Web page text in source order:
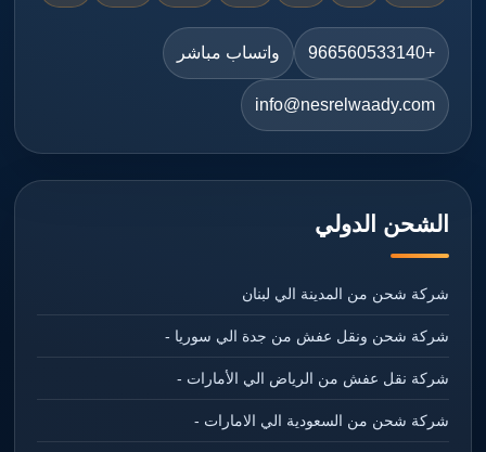
+966560533140 واتساب مباشر
info@nesrelwaady.com
الشحن الدولي
شركة شحن من المدينة الي لبنان
شركة شحن ونقل عفش من جدة الي سوريا -
شركة نقل عفش من الرياض الي الأمارات -
شركة شحن من السعودية الي الامارات -